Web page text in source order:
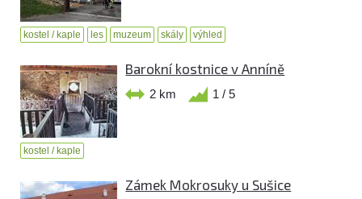
kostel / kaple les muzeum skály výhled
Barokní kostnice v Anníně
2 km 1 / 5
kostel / kaple
Zámek Mokrosuky u Sušice